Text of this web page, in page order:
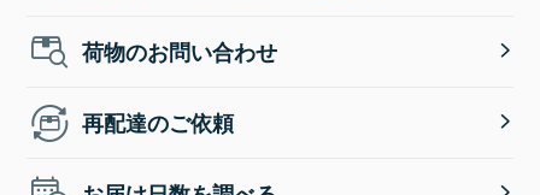
荷物のお問い合わせ
再配達のご依頼